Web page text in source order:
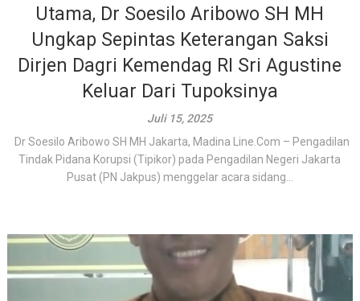
Utama, Dr Soesilo Aribowo SH MH
Ungkap Sepintas Keterangan Saksi
Dirjen Dagri Kemendag RI Sri Agustine
Keluar Dari Tupoksinya
Juli 15, 2025
Dr Soesilo Aribowo SH MH Jakarta, Madina Line.Com – Pengadilan
Tindak Pidana Korupsi (Tipikor) pada Pengadilan Negeri Jakarta
Pusat (PN Jakpus) menggelar acara sidang...